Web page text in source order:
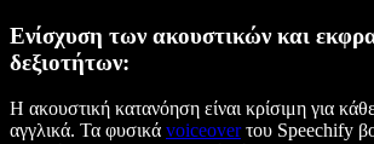
Ενίσχυση των ακουστικών και
δεξιοτήτων:
Η ακουστική κατανόηση είναι κρίσιμη για
αγγλικά. Τα φυσικά voiceoverτου Speechify